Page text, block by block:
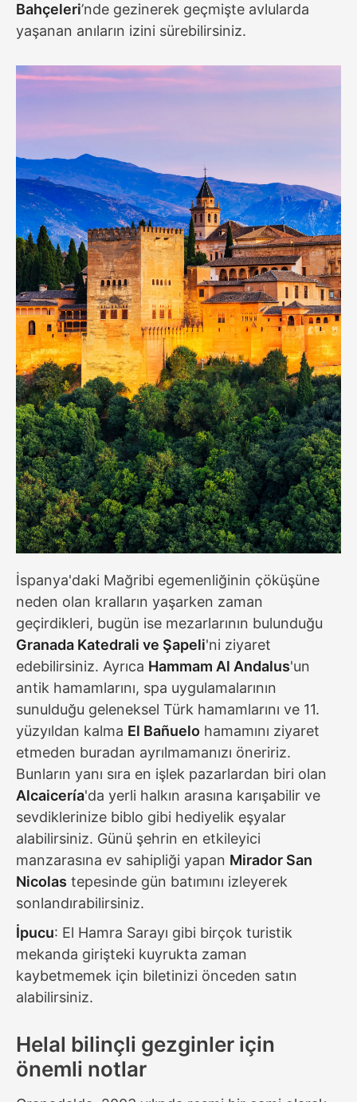
Bahçeleri’nde gezinerek geçmişte avlularda
yaşanan anıların izini sürebilirsiniz.
İspanya'daki Mağribi egemenliğinin çöküşüne
neden olan kralların yaşarken zaman
geçirdikleri, bugün ise mezarlarının bulunduğu
Granada Katedrali ve Şapeli'ni ziyaret
edebilirsiniz. Ayrıca Hammam Al Andalus'un
antik hamamlarını, spa uygulamalarının
sunulduğu geleneksel Türk hamamlarını ve 11.
yüzyıldan kalma El Bañuelo hamamını ziyaret
etmeden buradan ayrılmamanızı öneririz.
Bunların yanı sıra en işlek pazarlardan biri olan
Alcaicería'da yerli halkın arasına karışabilir ve
sevdiklerinize biblo gibi hediyelik eşyalar
alabilirsiniz. Günü şehrin en etkileyici
manzarasına ev sahipliği yapan Mirador San
Nicolas tepesinde gün batımını izleyerek
sonlandırabilirsiniz.
İpucu: El Hamra Sarayı gibi birçok turistik
mekanda girişteki kuyrukta zaman
kaybetmemek için biletinizi önceden satın
alabilirsiniz.
Helal bilinçli gezginler için
önemli notlar